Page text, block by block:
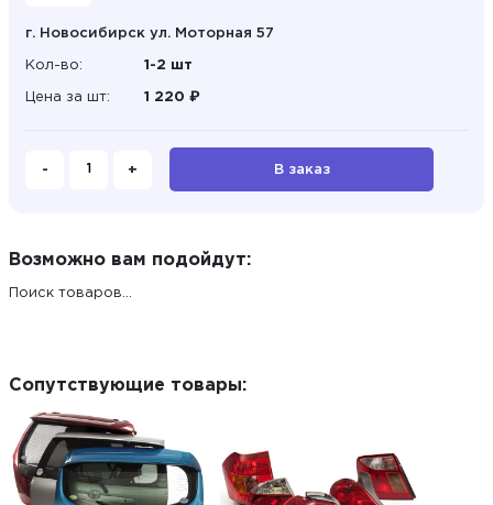
г. Новосибирск ул. Моторная 57
Кол-во: 1-2 шт
Цена за шт: 1 220 ₽
- + В заказ
Возможно вам подойдут:
Поиск товаров...
Сопутствующие товары: